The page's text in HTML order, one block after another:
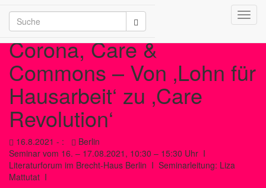
/2026
Corona, Care &
Commons – Von ‚Lohn für
Hausarbeit‘ zu ‚Care
Revolution‘
16.8.2021 - :
Berlin
Seminar vom 16. – 17.08.2021, 10:30 – 15:30 Uhr I
Literaturforum im Brecht-Haus Berlin I Seminarleitung: Liza
Mattutat I